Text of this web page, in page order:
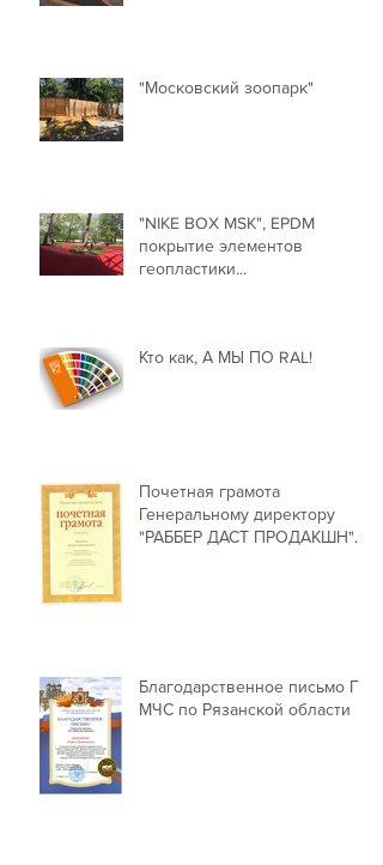
"Московский зоопарк"
"NIKE BOX MSK", EPDM
покрытие элементов
геопластики...
Кто как, А МЫ ПО RAL!
Почетная грамота
Генеральному директору
"РАББЕР ДАСТ ПРОДАКШН"
Благодарственное письмо ГУ
МЧС по Рязанской области